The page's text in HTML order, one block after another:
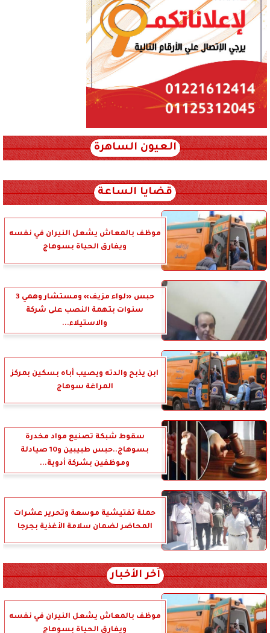
العيون الساهرة
قضايا الساعة
موظف بالمعاش يشعل النيران في نفسه
ويفارق الحياة بسوهاج
حبس «لواء مزيف» ومستشار وهمي 3
سنوات بتهمة النصب على شركة
والاستيلاء...
ابن يذبح والدته ويصيب أباه بسكين بمركز
المراغة سوهاج
سقوط شبكة تصنيع مواد مخدرة
بسوهاج..حبس طبيبين و10 صيادلة
وموظفين بشركة أدوية...
حملة تفتيشية موسعة وتحرير عشرات
المحاضر لضمان سلامة الأغذية بجرجا
آخر الأخبار
موظف بالمعاش يشعل النيران في نفسه
ويفارق الحياة بسوهاج